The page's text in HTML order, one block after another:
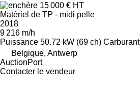
15 000 € HT
Matériel de TP - midi pelle
2018
9 216 m/h
Puissance 50.72 kW (69 ch) Carburant
Belgique, Antwerp
AuctionPort
Contacter le vendeur